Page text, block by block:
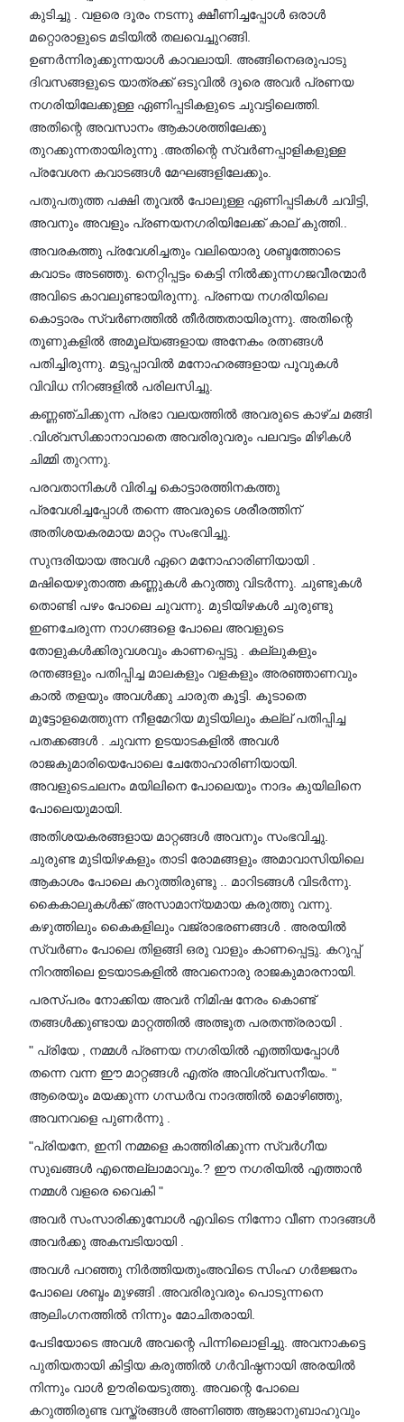
കുടിച്ചു . വളരെ ദൂരം നടന്നു ക്ഷീണിച്ചപ്പോൾ ഒരാൾ
മറ്റൊരാളുടെ മടിയിൽ തലവെച്ചുറങ്ങി.
ഉണർന്നിരുക്കുന്നയാൾ കാവലായി. അങ്ങിനെഒരുപാടു
ദിവസങ്ങളുടെ യാത്രക്ക് ഒടുവിൽ ദൂരെ അവർ പ്രണയ
നഗരിയിലേക്കുള്ള ഏണിപ്പടികളുടെ ചുവട്ടിലെത്തി.
അതിന്റെ അവസാനം ആകാശത്തിലേക്കു
തുറക്കുന്നതായിരുന്നു .അതിന്റെ സ്വർണപ്പാളികളുള്ള
പ്രവേശന കവാടങ്ങൾ മേഘങ്ങളിലേക്കും.
പതുപതുത്ത പക്ഷി തൂവൽ പോലുള്ള ഏണിപ്പടികൾ ചവിട്ടി,
അവനും അവളും പ്രണയനഗരിയിലേക്ക് കാല് കുത്തി..
അവരകത്തു പ്രവേശിച്ചതും വലിയൊരു ശബ്ദത്തോടെ
കവാടം അടഞ്ഞു. നെറ്റിപ്പട്ടം കെട്ടി നിൽക്കുന്നഗജവീരന്മാർ
അവിടെ കാവലുണ്ടായിരുന്നു. പ്രണയ നഗരിയിലെ
കൊട്ടാരം സ്വർണത്തിൽ തീർത്തതായിരുന്നു. അതിന്റെ
തൂണുകളിൽ അമൂല്യങ്ങളായ അനേകം രത്നങ്ങൾ
പതിച്ചിരുന്നു. മട്ടുപ്പാവിൽ മനോഹരങ്ങളായ പൂവുകൾ
വിവിധ നിറങ്ങളിൽ പരിലസിച്ചു.
കണ്ണഞ്ചിക്കുന്ന പ്രഭാ വലയത്തിൽ അവരുടെ കാഴ്ച മങ്ങി
.വിശ്വസിക്കാനാവാതെ അവരിരുവരും പലവട്ടം മിഴികൾ
ചിമ്മി തുറന്നു.
പരവതാനികൾ വിരിച്ച കൊട്ടാരത്തിനകത്തു
പ്രവേശിച്ചപ്പോൾ തന്നെ അവരുടെ ശരീരത്തിന്
അതിശയകരമായ മാറ്റം സംഭവിച്ചു.
സുന്ദരിയായ അവൾ ഏറെ മനോഹാരിണിയായി .
മഷിയെഴുതാത്ത കണ്ണുകൾ കറുത്തു വിടർന്നു. ചുണ്ടുകൾ
തൊണ്ടി പഴം പോലെ ചുവന്നു. മുടിയിഴകൾ ചുരുണ്ടു
ഇണചേരുന്ന നാഗങ്ങളെ പോലെ അവളുടെ
തോളുകൾക്കിരുവശവും കാണപ്പെട്ടു . കല്ലുകളും
രന്തങ്ങളും പതിപ്പിച്ച മാലകളും വളകളും അരഞ്ഞാണവും
കാൽ തളയും അവൾക്കു ചാരുത കൂട്ടി. കൂടാതെ
മുട്ടോളമെത്തുന്ന നീളമേറിയ മുടിയിലും കല്ല് പതിപ്പിച്ച
പതക്കങ്ങൾ . ചുവന്ന ഉടയാടകളിൽ അവൾ
രാജകുമാരിയെപോലെ ചേതോഹാരിണിയായി.
അവളുടെചലനം മയിലിനെ പോലെയും നാദം കുയിലിനെ
പോലെയുമായി.
അതിശയകരങ്ങളായ മാറ്റങ്ങൾ അവനും സംഭവിച്ചു.
ചുരുണ്ട മുടിയിഴകളും താടി രോമങ്ങളും അമാവാസിയിലെ
ആകാശം പോലെ കറുത്തിരുണ്ടു .. മാറിടങ്ങൾ വിടർന്നു.
കൈകാലുകൾക്ക് അസാമാന്യമായ കരുത്തു വന്നു.
കഴുത്തിലും കൈകളിലും വജ്രാഭരണങ്ങൾ . അരയിൽ
സ്വർണം പോലെ തിളങ്ങി ഒരു വാളും കാണപ്പെട്ടു. കറുപ്പ്
നിറത്തിലെ ഉടയാടകളിൽ അവനൊരു രാജകുമാരനായി.
പരസ്പരം നോക്കിയ അവർ നിമിഷ നേരം കൊണ്ട്
തങ്ങൾക്കുണ്ടായ മാറ്റത്തിൽ അത്ഭുത പരതന്ത്രരായി .
" പ്രിയേ , നമ്മൾ പ്രണയ നഗരിയിൽ എത്തിയപ്പോൾ
തന്നെ വന്ന ഈ മാറ്റങ്ങൾ എത്ര അവിശ്വസനീയം. "
ആരെയും മയക്കുന്ന ഗന്ധർവ നാദത്തിൽ മൊഴിഞ്ഞു,
അവനവളെ പുണർന്നു .
"പ്രിയനേ, ഇനി നമ്മളെ കാത്തിരിക്കുന്ന സ്വർഗീയ
സുഖങ്ങൾ എന്തെല്ലാമാവും.? ഈ നഗരിയിൽ എത്താൻ
നമ്മൾ വളരെ വൈകി "
അവർ സംസാരിക്കുമ്പോൾ എവിടെ നിന്നോ വീണ നാദങ്ങൾ
അവർക്കു അകമ്പടിയായി .
അവൾ പറഞ്ഞു നിർത്തിയതുംഅവിടെ സിംഹ ഗർജ്ജനം
പോലെ ശബ്ദം മുഴങ്ങി .അവരിരുവരും പൊടുന്നനെ
ആലിംഗനത്തിൽ നിന്നും മോചിതരായി.
പേടിയോടെ അവൾ അവന്റെ പിന്നിലൊളിച്ചു. അവനാകട്ടെ
പുതിയതായി കിട്ടിയ കരുത്തിൽ ഗർവിഷ്ഠനായി അരയിൽ
നിന്നും വാൾ ഊരിയെടുത്തു. അവന്റെ പോലെ
കറുത്തിരുണ്ട വസ്ത്രങ്ങൾ അണിഞ്ഞ ആജാനുബാഹുവും